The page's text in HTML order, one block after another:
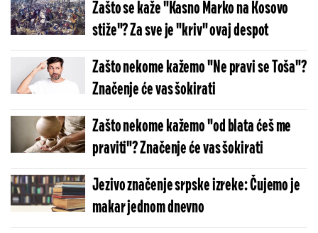
Zašto se kaže "Kasno Marko na Kosovo
stiže"? Za sve je "kriv" ovaj despot
Zašto nekome kažemo "Ne pravi se Toša"?
Značenje će vas šokirati
Zašto nekome kažemo "od blata ćeš me
praviti"? Značenje će vas šokirati
Jezivo značenje srpske izreke: Čujemo je
makar jednom dnevno